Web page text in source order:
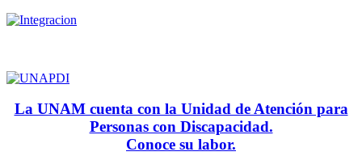
La UNAM cuenta con la Unidad de Atención para
Personas con Discapacidad.
Conoce su labor.